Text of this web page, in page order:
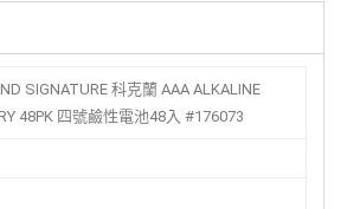
SIGNATURE 科克蘭 AAA ALKALINE
48PK 四號鹼性電池48入 #176073